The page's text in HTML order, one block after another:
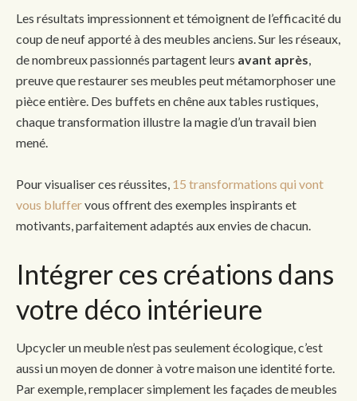
Les résultats impressionnent et témoignent de l’efficacité du
coup de neuf apporté à des meubles anciens. Sur les réseaux,
de nombreux passionnés partagent leurs avant après
preuve que restaurer ses meubles peut métamorphoser une
pièce entière. Des buffets en chêne aux tables rustiques,
chaque transformation illustre la magie d’un travail bien
mené.
Pour visualiser ces réussites, 15 transformations qui vont
vous bluffervous offrent des exemples inspirants et
motivants, parfaitement adaptés aux envies de chacun.
Intégrer ces créations dans
votre déco intérieure
Upcycler un meuble n’est pas seulement écologique, c’est
aussi un moyen de donner à votre maison une identité forte.
Par exemple, remplacer simplement les façades de meubles